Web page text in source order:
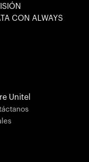
CON ALWAYS
Unitel